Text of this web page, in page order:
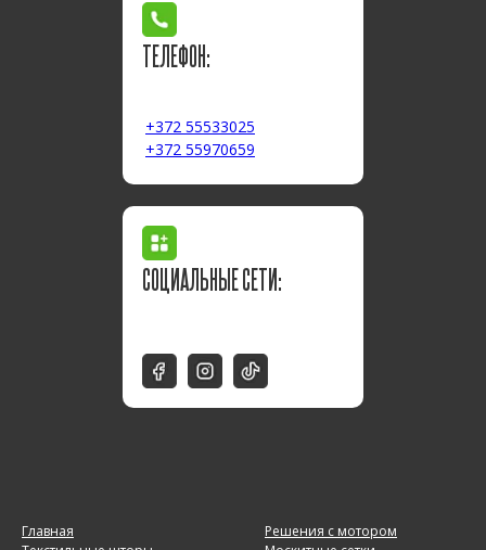
+372 55533025
+372 55970659
ТЕЛЕФОН:
СОЦИАЛЬНЫЕ СЕТИ:
Главная
Решения с мотором